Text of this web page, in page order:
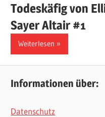
Todeskäfig von
Sayer Altair #1
Weiterlesen
Informationen über:
Datenschutz